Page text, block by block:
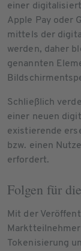
einer
Apple Pay oder
mittels der
werden, daher
genannten
Schließlich
einer neuen
existierende
bzw. einen
erfordert.
Folgen für
Mit der
Tokenisierung